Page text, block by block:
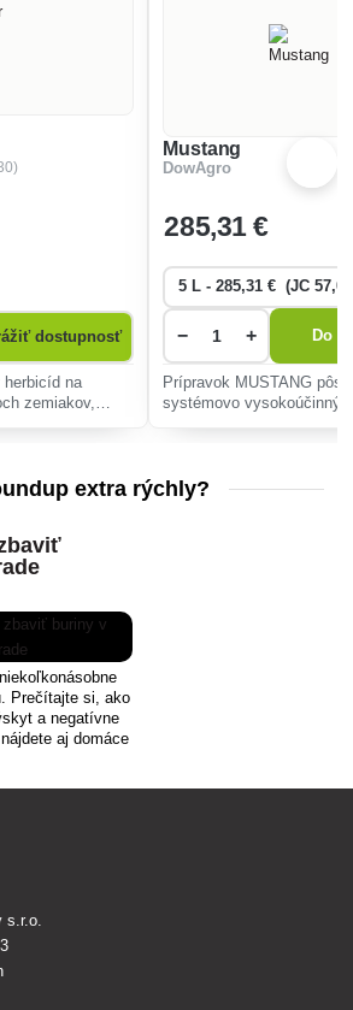
dostupnosť
na
zemiakov,
Mustang
DowAgro
285,31 €
− + Do
Prípravok MUSTANG
systémovo vysokoúčinný
potla�
extra rýchly?
Prečítajte si, ako
a negatívne
aj domáce
s.r.o.